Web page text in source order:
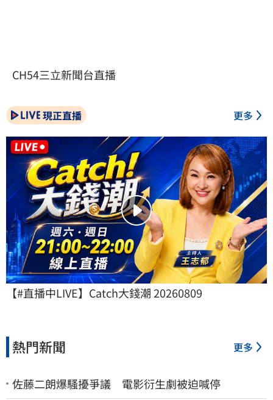
CH54三立新聞台直播
現正直播 更多
【#直播中LIVE】Catch大錢潮 20260809
熱門新聞 更多
佐藤二朗爆騷擾爭議 電影衍生劇被迫喊停